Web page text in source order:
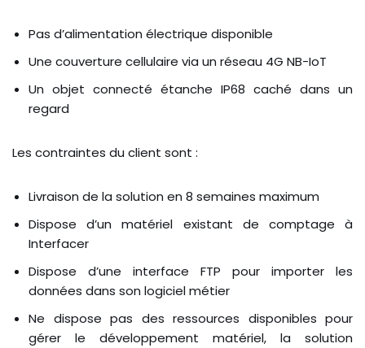
Pas d’alimentation électrique disponible
Une couverture cellulaire via un réseau 4G NB-IoT
Un objet connecté étanche IP68 caché dans un
regard
Les contraintes du client sont :
Livraison de la solution en 8 semaines maximum
Dispose d’un matériel existant de comptage à
Interfacer
Dispose d’une interface FTP pour importer les
données dans son logiciel métier
Ne dispose pas des ressources disponibles pour
gérer le développement matériel, la solution